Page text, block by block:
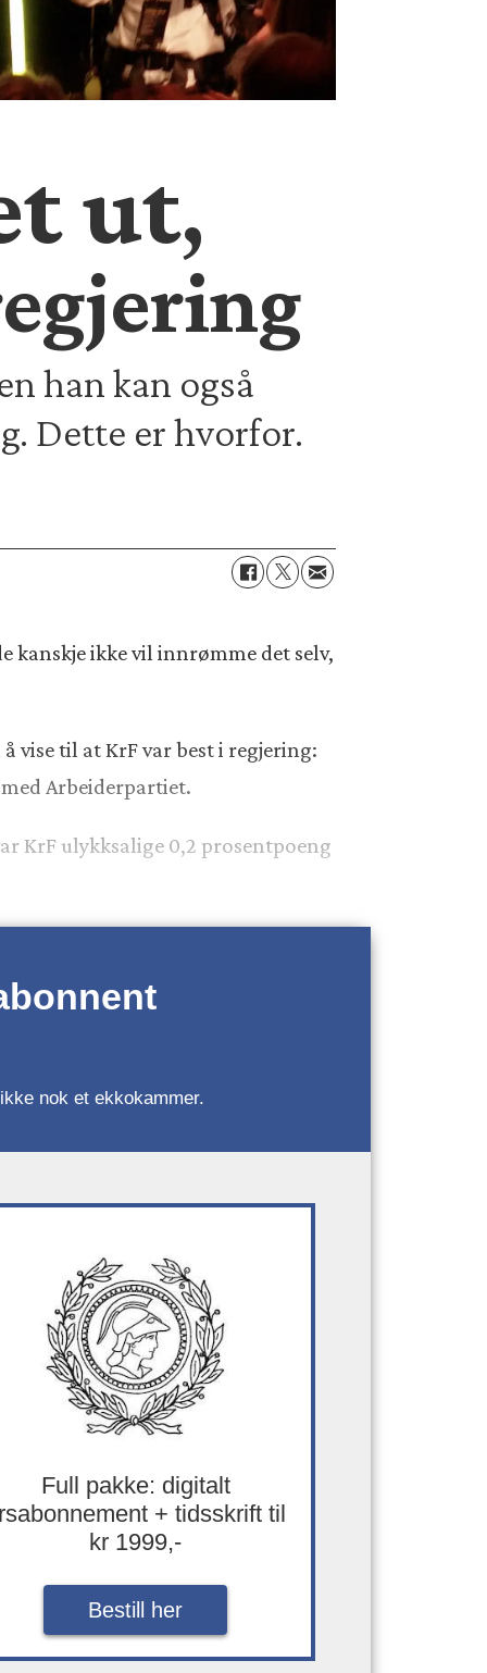
ut,
han kan også
Dette er hvorfor.
kanskje ikke vil innrømme det selv,
vise til at KrF var best i regjering:
Arbeiderpartiet.
KrF ulykksalige 0,2 prosentpoeng
nok et ekkokammer.
Full pakke: digitalt
+ tidsskrift til
kr 1999,-
Bestill her